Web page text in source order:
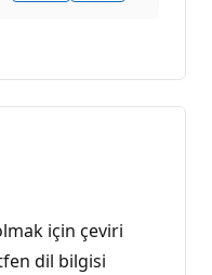
için çeviri
dil bilgisi